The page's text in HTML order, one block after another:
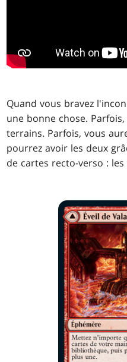
Quand vous bravez
une bonne chose.
terrains. Parfois, vous
pourrez avoir les deux
de cartes recto-verso :